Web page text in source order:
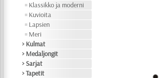
Klassikko ja moderni
Kuvioita
Lapsien
Meri
> Kulmat
> Medaljongit
> Sarjat
> Tapetit